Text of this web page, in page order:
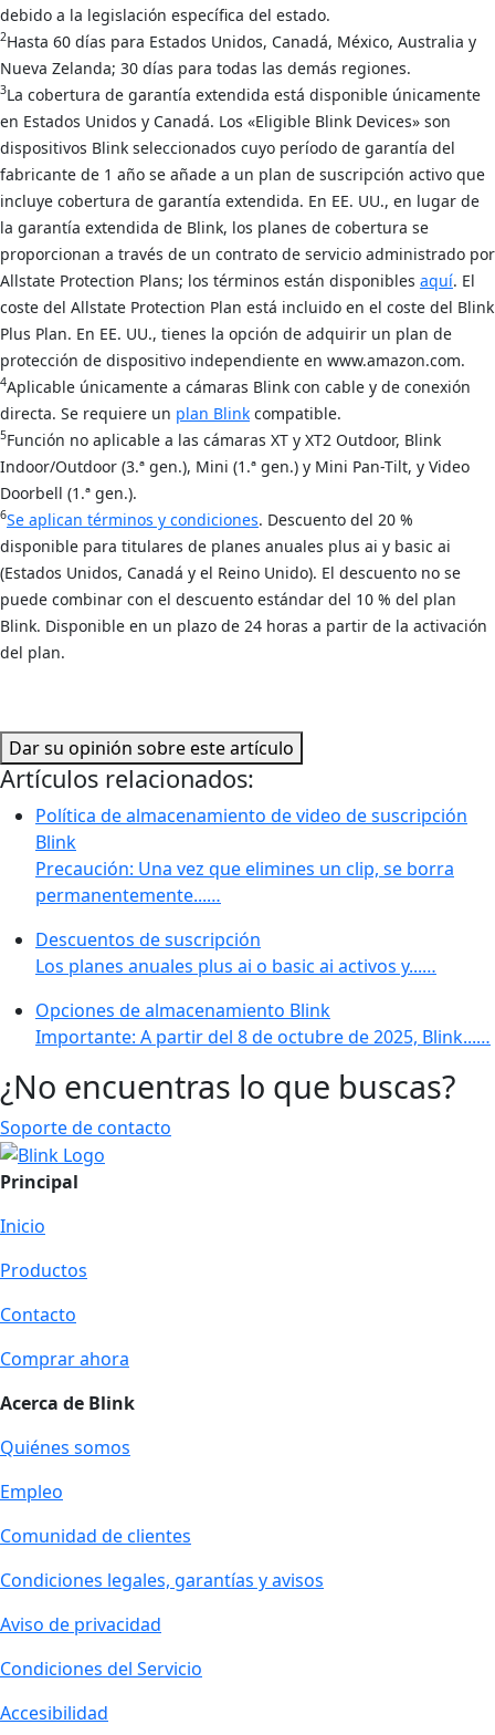
debido a la legislación específica del estado.
2Hasta 60 días para Estados Unidos, Canadá, México, Australia y
Nueva Zelanda; 30 días para todas las demás regiones.
3La cobertura de garantía extendida está disponible únicamente
en Estados Unidos y Canadá. Los «Eligible Blink Devices» son
dispositivos Blink seleccionados cuyo período de garantía del
fabricante de 1 año se añade a un plan de suscripción activo que
incluye cobertura de garantía extendida. En EE. UU., en lugar de
la garantía extendida de Blink, los planes de cobertura se
proporcionan a través de un contrato de servicio administrado por
Allstate Protection Plans; los términos están disponibles aquí. El
coste del Allstate Protection Plan está incluido en el coste del Blink
Plus Plan. En EE. UU., tienes la opción de adquirir un plan de
protección de dispositivo independiente en www.amazon.com.
4Aplicable únicamente a cámaras Blink con cable y de conexión
directa. Se requiere un plan Blink compatible.
5Función no aplicable a las cámaras XT y XT2 Outdoor, Blink
Indoor/Outdoor (3.ª gen.), Mini (1.ª gen.) y Mini Pan-Tilt, y Video
Doorbell (1.ª gen.).
6Se aplican términos y condiciones. Descuento del 20 %
disponible para titulares de planes anuales plus ai y basic ai
(Estados Unidos, Canadá y el Reino Unido). El descuento no se
puede combinar con el descuento estándar del 10 % del plan
Blink. Disponible en un plazo de 24 horas a partir de la activación
del plan.
Dar su opinión sobre este artículo
Artículos relacionados:
Política de almacenamiento de video de suscripción
Blink
Precaución: Una vez que elimines un clip, se borra
permanentemente...…
Descuentos de suscripción
Los planes anuales plus ai o basic ai activos y...…
Opciones de almacenamiento Blink
Importante: A partir del 8 de octubre de 2025, Blink...…
¿No encuentras lo que buscas?
Soporte de contacto
Principal
Inicio
Productos
Contacto
Comprar ahora
Acerca de Blink
Quiénes somos
Empleo
Comunidad de clientes
Condiciones legales, garantías y avisos
Aviso de privacidad
Condiciones del Servicio
Accesibilidad